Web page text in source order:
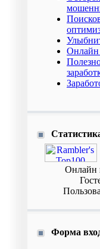
Онлайн
Форма